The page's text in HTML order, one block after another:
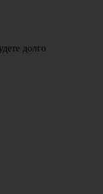
долго